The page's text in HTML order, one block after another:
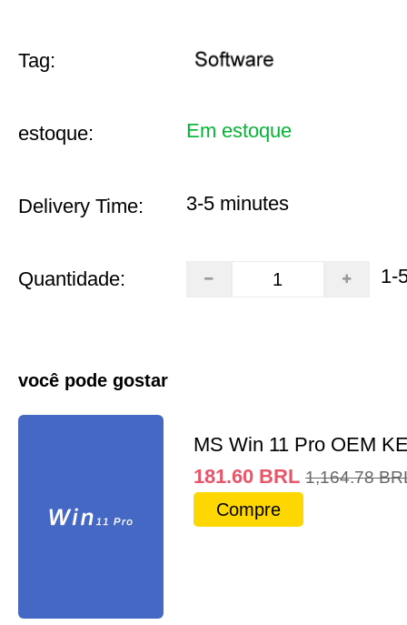
Tag:
estoque: Em estoque
Delivery Time: 3-5 minutes
Quantidade: 1-
você pode gostar
MS Win 11 Pro OEM
181.60 BRL 1,164.78
Compre